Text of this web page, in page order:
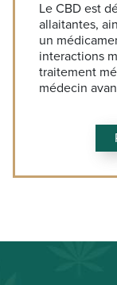
Le CBD est
allaitantes,
un
interactions
traitement
médecin